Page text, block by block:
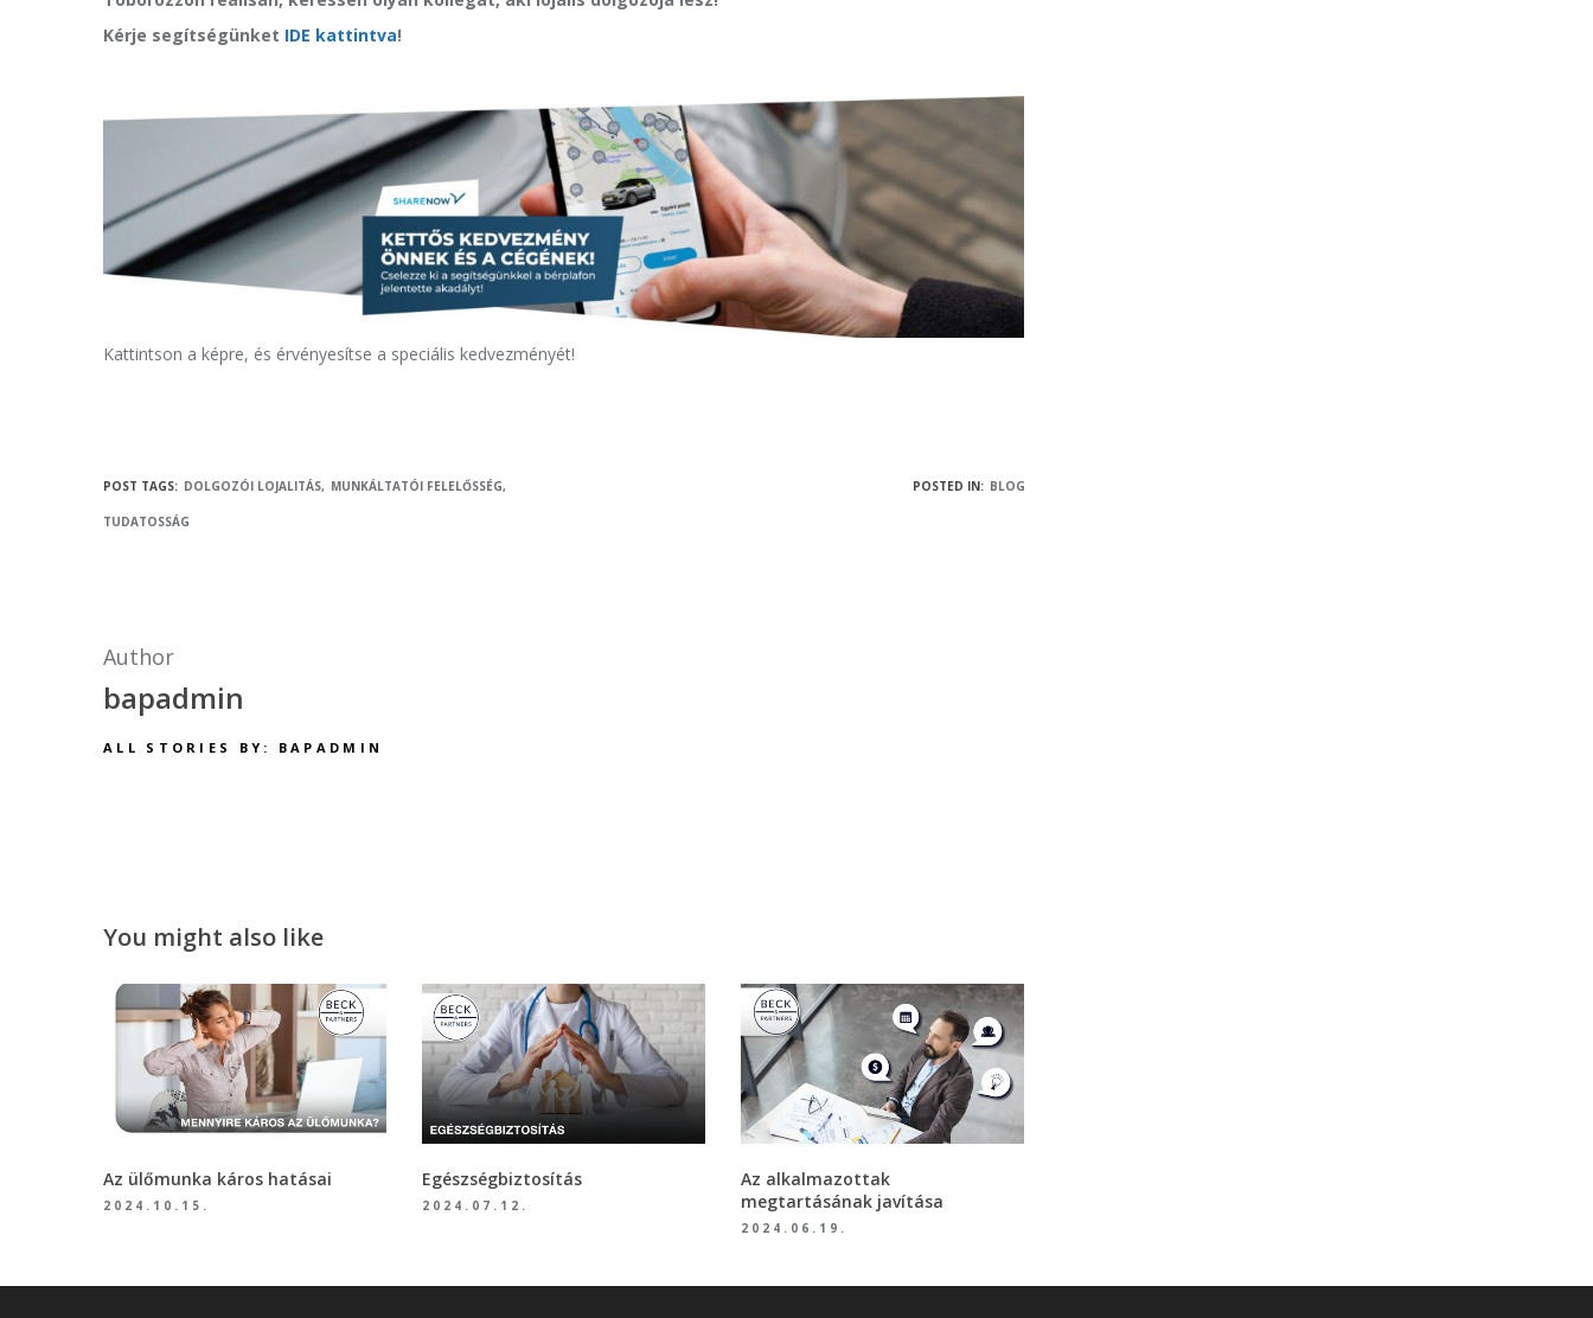
Kérje segítségünket IDE kattintva!
Kattintson a képre, és érvényesítse a speciális kedvezményét!
POST TAGS: DOLGOZÓI LOJALITÁS MUNKÁLTATÓI FELELŐSSÉG
TUDATOSSÁG
POSTED IN: BLOG
Author
bapadmin
ALL STORIES BY: BAPADMIN
You might also like
Az ülőmunka káros hatásai
2024.10.15.
Egészségbiztosítás
2024.07.12.
Az alkalmazottak
megtartásának javítása
2024.06.19.